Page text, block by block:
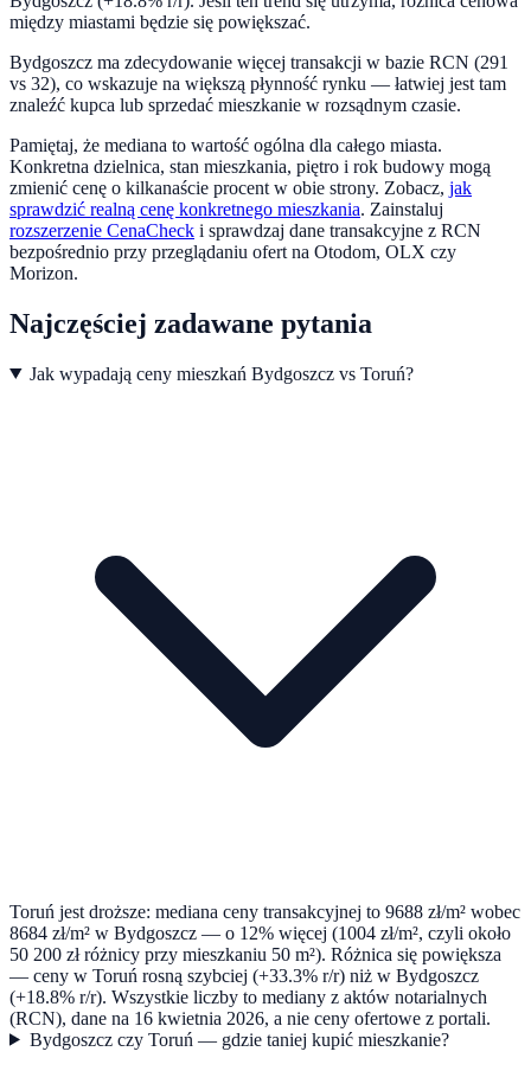
między miastami będzie się powiększać.
Bydgoszcz ma zdecydowanie więcej transakcji w bazie RCN (291
vs 32), co wskazuje na większą płynność rynku — łatwiej jest tam
znaleźć kupca lub sprzedać mieszkanie w rozsądnym czasie.
Pamiętaj, że mediana to wartość ogólna dla całego miasta.
Konkretna dzielnica, stan mieszkania, piętro i rok budowy mogą
zmienić cenę o kilkanaście procent w obie strony. Zobacz, jak
sprawdzić realną cenę konkretnego mieszkania. Zainstaluj
rozszerzenie CenaCheck i sprawdzaj dane transakcyjne z RCN
bezpośrednio przy przeglądaniu ofert na Otodom, OLX czy
Morizon.
Najczęściej zadawane pytania
Jak wypadają ceny mieszkań Bydgoszcz vs Toruń?
Toruń jest droższe: mediana ceny transakcyjnej to 9688 zł/m² wobec
8684 zł/m² w Bydgoszcz — o 12% więcej (1004 zł/m², czyli około
50 200 zł różnicy przy mieszkaniu 50 m²). Różnica się powiększa
— ceny w Toruń rosną szybciej (+33.3% r/r) niż w Bydgoszcz
(+18.8% r/r). Wszystkie liczby to mediany z aktów notarialnych
(RCN), dane na 16 kwietnia 2026, a nie ceny ofertowe z portali.
Bydgoszcz czy Toruń — gdzie taniej kupić mieszkanie?